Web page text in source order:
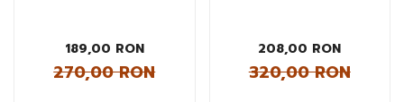
189,00 RON
270,00 RON
208,00 RON
320,00 RON